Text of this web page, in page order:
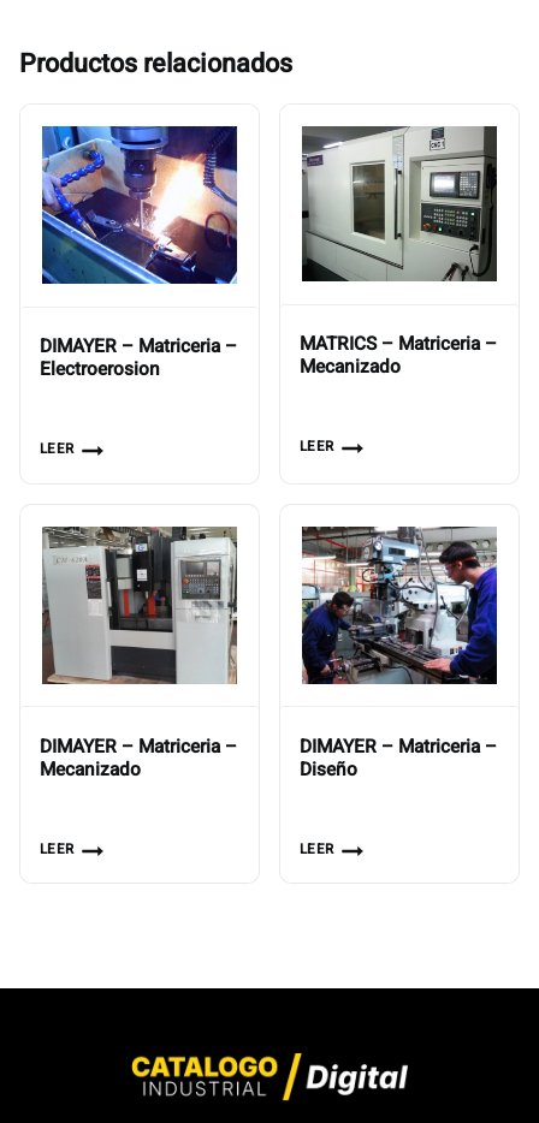
Productos relacionados
DIMAYER – Matriceria –
Electroerosion
LEER
MATRICS – Matriceria –
Mecanizado
LEER
DIMAYER – Matriceria –
Mecanizado
LEER
DIMAYER – Matriceria –
Diseño
LEER